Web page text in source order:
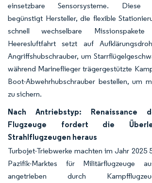
einsetzbare Sensorsysteme. Diese
begünstigt Hersteller, die flexible
schnell wechselbare
Heeresluftfahrt setzt auf
Angriffshubschrauber, um
während Marineflieger trägergestützte
Boot-Abwehrhubschrauber bestellen, um
zu sichern.
Nach Antriebstyp: Renaissance
Flugzeuge fordert die
Strahlflugzeugen heraus
Turbojet-Triebwerke machten im Jahr 2025
Pazifik-Marktes für Militärflugzeuge
angetrieben durch